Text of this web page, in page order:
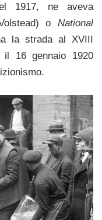
1917, ne aveva
o National
la strada al XVIII
il 16 gennaio 1920